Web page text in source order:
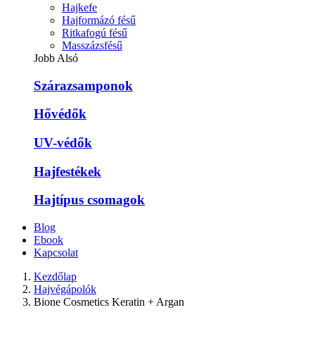
Hajkefe
Hajformázó fésű
Ritkafogú fésű
Masszázsfésű
Jobb Alsó
Szárazsamponok
Hővédők
UV-védők
Hajfestékek
Hajtípus csomagok
Blog
Ebook
Kapcsolat
Kezdőlap
Hajvégápolók
Bione Cosmetics Keratin + Argan